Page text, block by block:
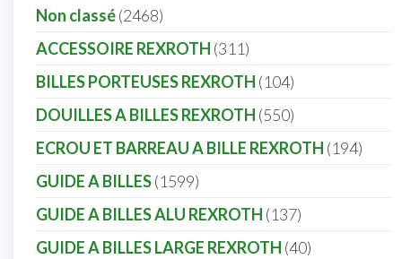
Non classé 24682468
products
ACCESSOIRE REXROTH 311311
products
BILLES PORTEUSES REXROTH 104104
products
DOUILLES A BILLES REXROTH 550550
products
ECROU ET BARREAU A BILLE REXROTH 194194
GUIDE A BILLES 15991599
products
GUIDE A BILLES ALU REXROTH 137137
products
GUIDE A BILLES LARGE REXROTH 4040